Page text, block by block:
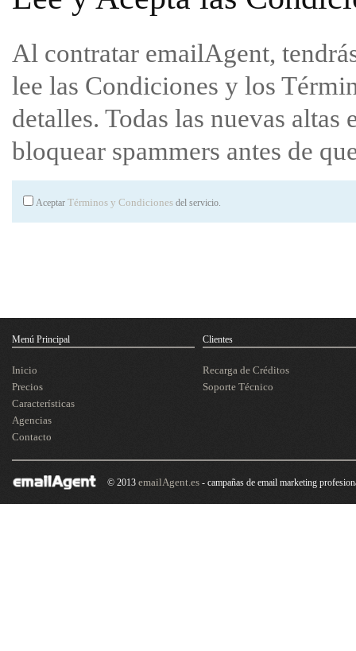
Al contratar emailAgent,
lee las Condiciones y los
detalles. Todas las nuevas
bloquear spammers antes de
Aceptar Términos y Condiciones del servicio.
Menú Principal
Inicio
Precios
Características
Agencias
Contacto
Clientes
Recarga de Créditos
Soporte Técnico
© 2013 emailAgent.es - campañas de email marketing